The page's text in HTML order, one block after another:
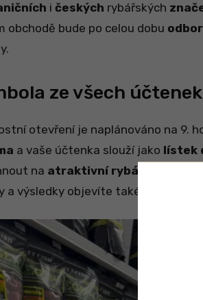
i českých rybářských
obchodě bude po celou dobu
ze všech účtenek
otevření je naplánováno na 9.
a vaše účtenka slouží jako lístek
na atraktivní rybářské výhry
a výsledky objevíte také druhý den